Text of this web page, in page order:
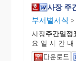
사장 주
부서별서식 >
사장주간일정
요 일 시 간